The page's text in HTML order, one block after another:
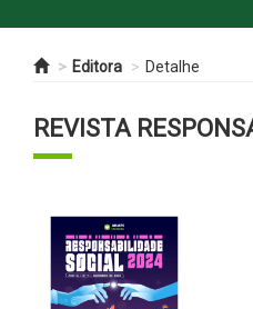
Editora Detalhe
REVISTA